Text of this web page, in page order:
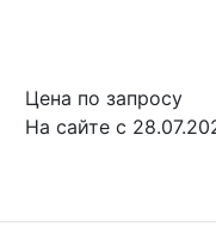
Цена по запросу
На сайте с